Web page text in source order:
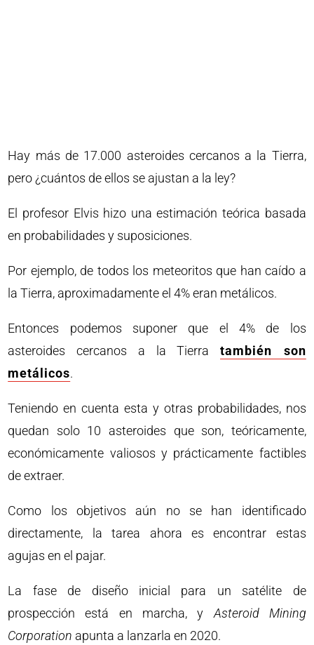
Hay más de 17.000 asteroides cercanos a la Tierra,
pero ¿cuántos de ellos se ajustan a la ley?
El profesor Elvis hizo una estimación teórica basada
en probabilidades y suposiciones.
Por ejemplo, de todos los meteoritos que han caído a
la Tierra, aproximadamente el 4% eran metálicos.
Entonces podemos suponer que el 4% de los
asteroides cercanos a la Tierratambién son
metálicos.
Teniendo en cuenta esta y otras probabilidades, nos
quedan solo 10 asteroides que son, teóricamente,
económicamente valiosos y prácticamente factibles
de extraer.
Como los objetivos aún no se han identificado
directamente, la tarea ahora es encontrar estas
agujas en el pajar.
La fase de diseño inicial para un satélite de
prospección está en marcha, y Asteroid Mining
Corporation apunta a lanzarla en 2020.